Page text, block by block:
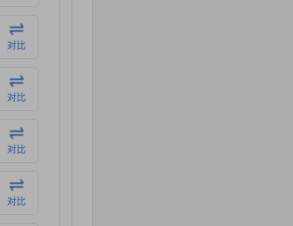
对比
对比
对比
(德州仪器-TI)
对比